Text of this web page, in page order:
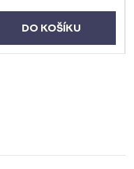
DO KOŠÍKU